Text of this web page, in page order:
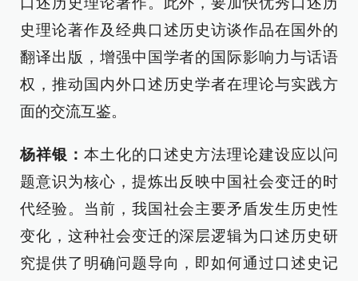
史理论著作及经典口述历史访谈作品在国外的
翻译出版，增强中国学者的国际影响力与话语
权，推动国内外口述历史学者在理论与实践方
面的交流互鉴。
杨祥银： 本土化的口述史方法理论建设应以问
题意识为核心，提炼出反映中国社会变迁的时
代经验。当前，我国社会主要矛盾发生历史性
变化，这种社会变迁的深层逻辑为口述历史研
究提供了明确问题导向，即如何通过口述史记